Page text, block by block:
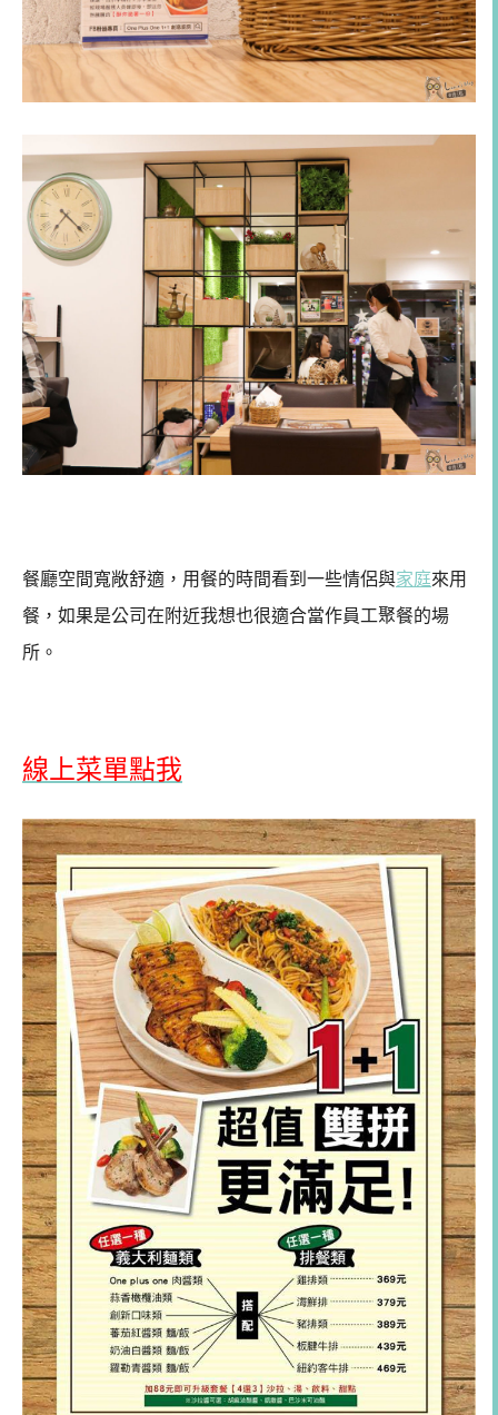
餐廳空間寬敞舒適，用餐的時間看到一些情侶與家庭來用
餐，如果是公司在附近我想也很適合當作員工聚餐的場
所。
線上菜單點我